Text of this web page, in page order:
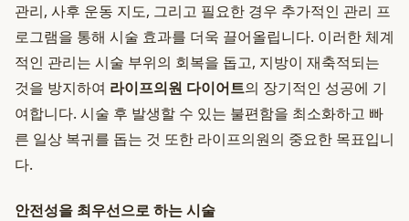
관리, 사후 운동 지도, 그리고 필요한 경우 추가적인 관리 프
로그램을 통해 시술 효과를 더욱 끌어올립니다. 이러한 체계
적인 관리는 시술 부위의 회복을 돕고, 지방이 재축적되는
것을 방지하여 라이프의원 다이어트의 장기적인 성공에 기
여합니다. 시술 후 발생할 수 있는 불편함을 최소화하고 빠
른 일상 복귀를 돕는 것 또한 라이프의원의 중요한 목표입니
다.
안전성을 최우선으로 하는 시술